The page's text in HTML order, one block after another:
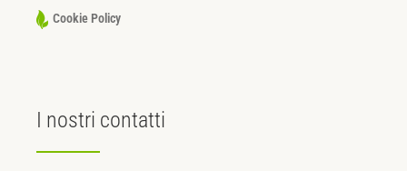
Cookie Policy
I nostri contatti